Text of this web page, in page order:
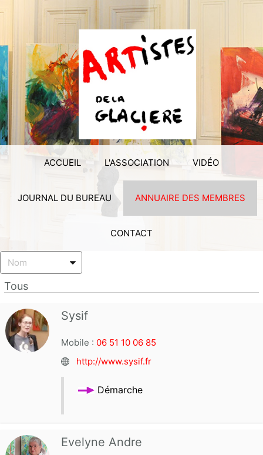
ACCUEIL L'ASSOCIATION VIDÉO
JOURNAL DU BUREAU ANNUAIRE DES MEMBRES
CONTACT
Tous
Sysif
Mobile : 06 51 10 06 85
http://www.sysif.fr
Démarche
Evelyne Andre